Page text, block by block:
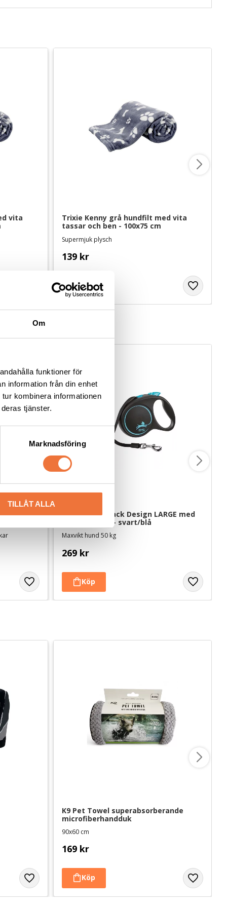
Om
funktioner för
information från din enhet
kombinera informationen
tjänster.
Marknadsföring
TILLÅT ALLA
vita
Trixie Kenny grå hundfilt med vita
tassar och ben - 100x75 cm
Supermjuk plysch
139 kr
Flexikoppel Black Design LARGE med
band 5 meter - svart/blå
Maxvikt hund 50 kg
269 kr
K9 Pet Towel superabsorberande
microfiberhandduk
90x60 cm
169 kr